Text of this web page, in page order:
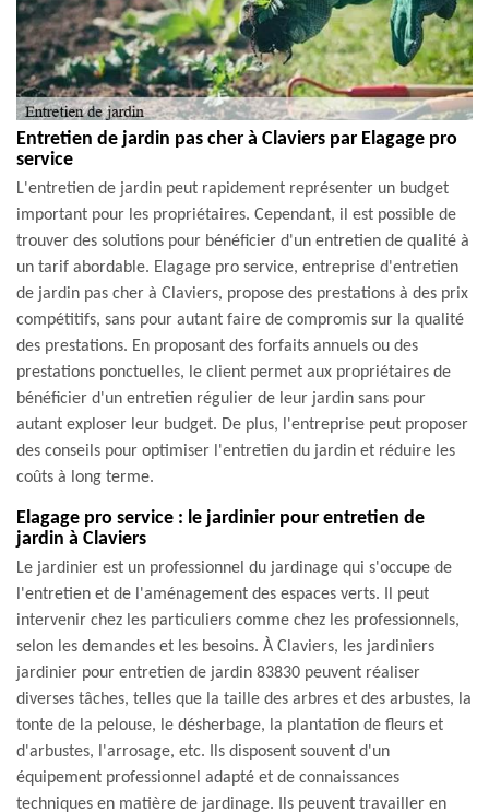
Entretien de jardin pas cher à Claviers par Elagage pro
service
L'entretien de jardin peut rapidement représenter un budget
important pour les propriétaires. Cependant, il est possible de
trouver des solutions pour bénéficier d'un entretien de qualité à
un tarif abordable. Elagage pro service, entreprise d'entretien
de jardin pas cher à Claviers, propose des prestations à des prix
compétitifs, sans pour autant faire de compromis sur la qualité
des prestations. En proposant des forfaits annuels ou des
prestations ponctuelles, le client permet aux propriétaires de
bénéficier d'un entretien régulier de leur jardin sans pour
autant exploser leur budget. De plus, l'entreprise peut proposer
des conseils pour optimiser l'entretien du jardin et réduire les
coûts à long terme.
Elagage pro service : le jardinier pour entretien de
jardin à Claviers
Le jardinier est un professionnel du jardinage qui s'occupe de
l'entretien et de l'aménagement des espaces verts. Il peut
intervenir chez les particuliers comme chez les professionnels,
selon les demandes et les besoins. À Claviers, les jardiniers
jardinier pour entretien de jardin 83830 peuvent réaliser
diverses tâches, telles que la taille des arbres et des arbustes, la
tonte de la pelouse, le désherbage, la plantation de fleurs et
d'arbustes, l'arrosage, etc. Ils disposent souvent d'un
équipement professionnel adapté et de connaissances
techniques en matière de jardinage. Ils peuvent travailler en